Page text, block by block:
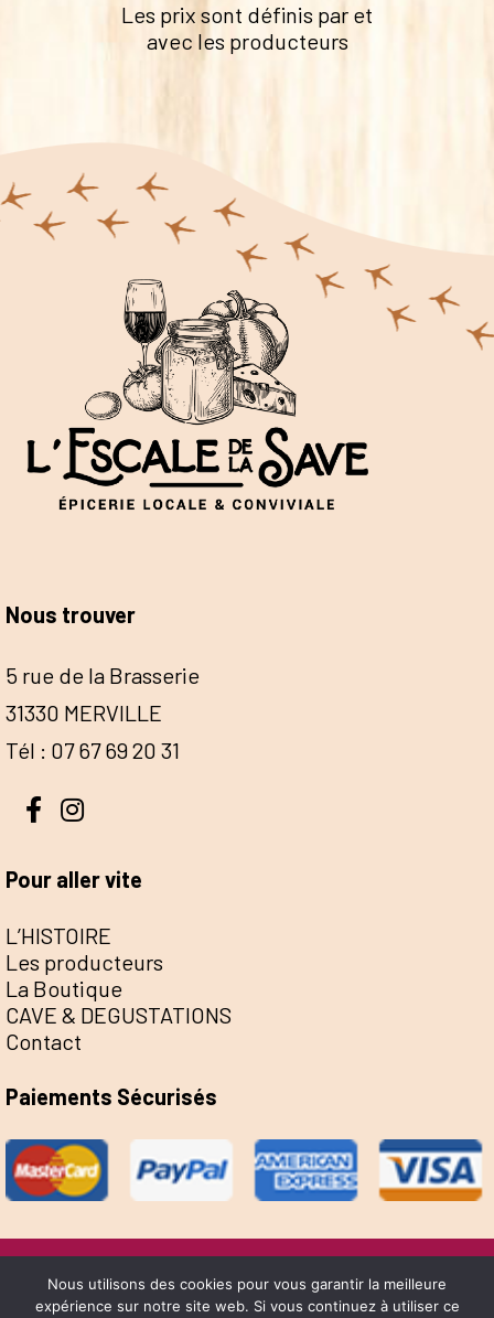
Les prix sont définis par et
avec les producteurs
Nous trouver
5 rue de la Brasserie
31330 MERVILLE
Tél : 07 67 69 20 31
Pour aller vite
L’HISTOIRE
Les producteurs
La Boutique
CAVE & DEGUSTATIONS
Contact
Paiements Sécurisés
@Escale de la Save 2022 - Réalisation Sophie
Nous utilisons des cookies pour vous garantir la meilleure
expérience sur notre site web. Si vous continuez à utiliser ce